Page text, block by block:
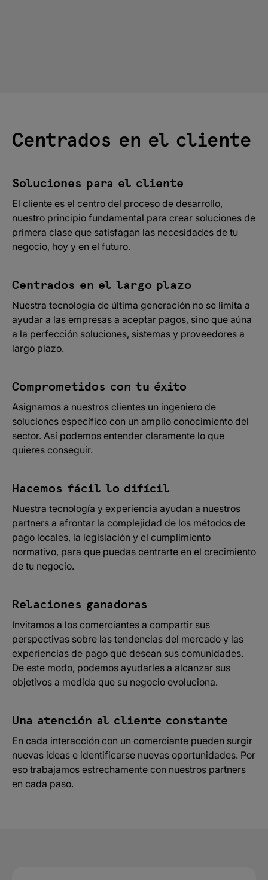
Centrados en el cliente
Soluciones para el cliente
El cliente es el centro del proceso de desarrollo,
nuestro principio fundamental para crear soluciones de
primera clase que satisfagan las necesidades de tu
negocio, hoy y en el futuro.
Centrados en el largo plazo
Nuestra tecnología de última generación no se limita a
ayudar a las empresas a aceptar pagos, sino que aúna
a la perfección soluciones, sistemas y proveedores a
largo plazo.
Comprometidos con tu éxito
Asignamos a nuestros clientes un ingeniero de
soluciones específico con un amplio conocimiento del
sector. Así podemos entender claramente lo que
quieres conseguir.
Hacemos fácil lo difícil
Nuestra tecnología y experiencia ayudan a nuestros
partners a afrontar la complejidad de los métodos de
pago locales, la legislación y el cumplimiento
normativo, para que puedas centrarte en el crecimiento
de tu negocio.
Relaciones ganadoras
Invitamos a los comerciantes a compartir sus
perspectivas sobre las tendencias del mercado y las
experiencias de pago que desean sus comunidades.
De este modo, podemos ayudarles a alcanzar sus
objetivos a medida que su negocio evoluciona.
Una atención al cliente constante
En cada interacción con un comerciante pueden surgir
nuevas ideas e identificarse nuevas oportunidades. Por
eso trabajamos estrechamente con nuestros partners
en cada paso.